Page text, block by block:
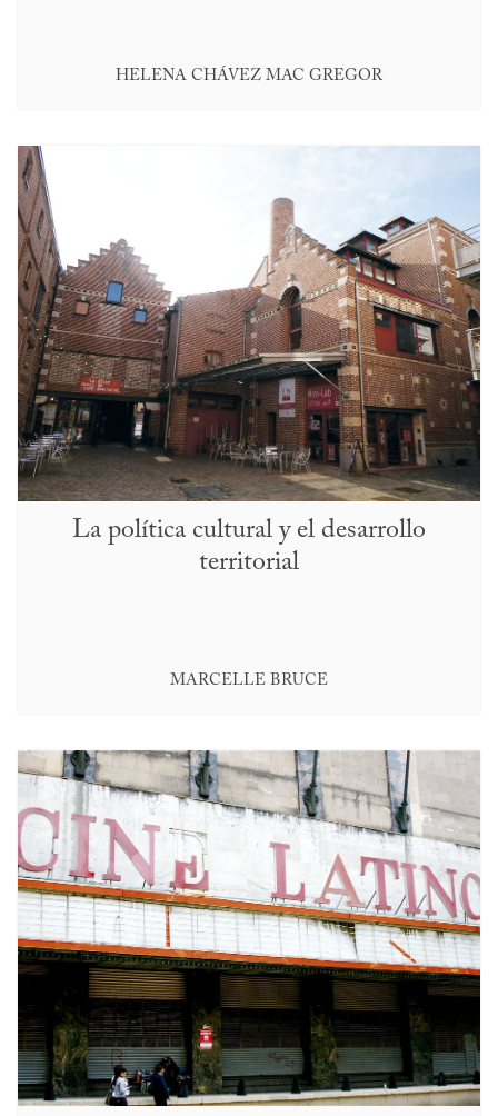
HELENA CHÁVEZ MAC GREGOR
La política cultural y el desarrollo
territorial
MARCELLE BRUCE